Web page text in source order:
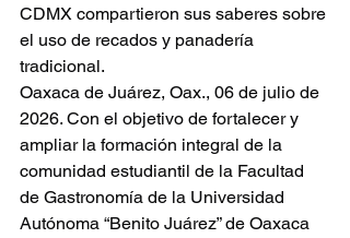
CDMX compartieron sus saberes sobre
el uso de recados y panadería
tradicional.
Oaxaca de Juárez, Oax., 06 de julio de
2026. Con el objetivo de fortalecer y
ampliar la formación integral de la
comunidad estudiantil de la Facultad
de Gastronomía de la Universidad
Autónoma “Benito Juárez” de Oaxaca